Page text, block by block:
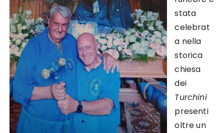
stata
celebrat
a nella
storica
chiesa
dei
Turchini
presenti
oltre un